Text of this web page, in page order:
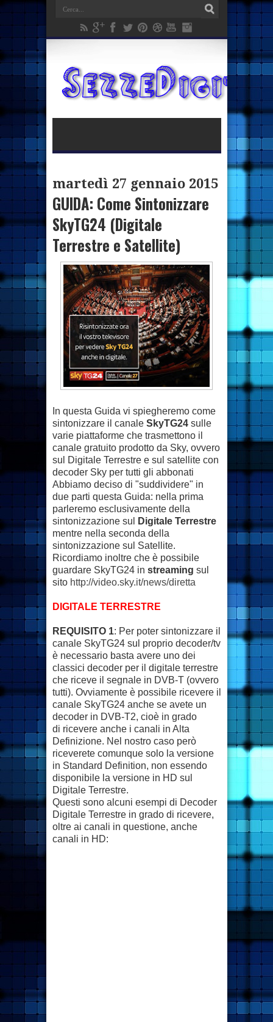
martedì 27 gennaio 2015
GUIDA: Come Sintonizzare
SkyTG24 (Digitale
Terrestre e Satellite)
In questa Guida vi spiegheremo come
sintonizzare il canale SkyTG24sulle
varie piattaforme che trasmettono il
canale gratuito prodotto da Sky, ovvero
sul Digitale Terrestre e sul satellite con
decoder Sky per tutti gli abbonati
Abbiamo deciso di "suddividere" in
due parti questa Guida: nella prima
parleremo esclusivamente della
sintonizzazione sul
Digitale Terrestre
mentre nella seconda della
sintonizzazione sul Satellite.
Ricordiamo inoltre che è possibile
guardare SkyTG24 in streaming sul
sito http://video.sky.it/news/diretta
DIGITALE TERRESTRE
REQUISITO 1: Per poter sintonizzare il
canale SkyTG24 sul proprio decoder/tv
è necessario basta avere uno dei
classici decoder per il digitale terrestre
che riceve il segnale in DVB-T (ovvero
tutti). Ovviamente è possibile ricevere il
canale SkyTG24 anche se avete un
decoder in DVB-T2, cioè in grado
di ricevere anche i canali in Alta
Definizione. Nel nostro caso però
riceverete comunque solo la versione
in Standard Definition, non essendo
disponibile la versione in HD sul
Digitale Terrestre.
Questi sono alcuni esempi di Decoder
Digitale Terrestre in grado di ricevere,
oltre ai canali in questione, anche
canali in HD: